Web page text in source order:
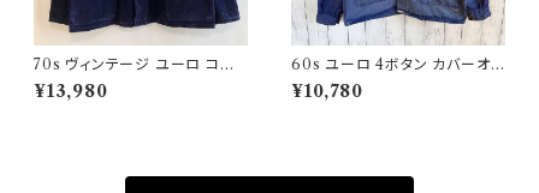
70s ヴィンテージ ユーロ コー
デュロイ セットアップ ビンテー
ジ
¥13,980
60s ユーロ 4ボタン カバーオ
ール ワークジャケット 月桂樹ボ
タン ヴィンテージ
¥10,780